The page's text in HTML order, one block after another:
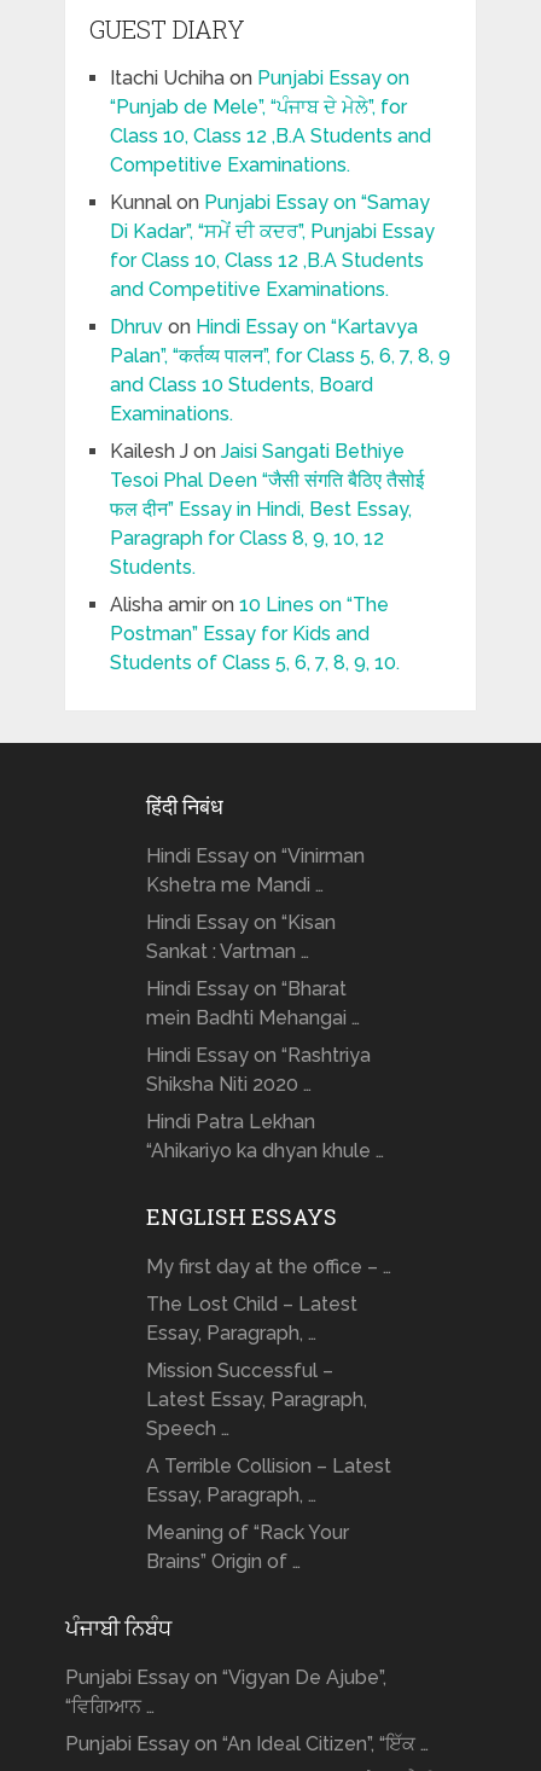
GUEST DIARY
Itachi Uchihaon Punjabi Essay on
“Punjab de Mele”, “ਪੰਜਾਬ ਦੇ ਮੇਲੇ”, for
Class 10, Class 12 ,B.A Students and
Competitive Examinations.
Kunnalon Punjabi Essay on “Samay
Di Kadar”, “ਸਮੇਂ ਦੀ ਕਦਰ”, Punjabi Essay
for Class 10, Class 12 ,B.A Students
and Competitive Examinations.
Dhruvon Hindi Essay on “Kartavya
Palan”, “कर्तव्य पालन”, for Class 5, 6, 7, 8, 9
and Class 10 Students, Board
Examinations.
Kailesh Jon Jaisi Sangati Bethiye
Tesoi Phal Deen “जैसी संगति बैठिए तैसोई
फल दीन” Essay in Hindi, Best Essay,
Paragraph for Class 8, 9, 10, 12
Students.
Alisha amiron 10 Lines on “The
Postman” Essay for Kids and
Students of Class 5, 6, 7, 8, 9, 10.
हिंदी निबंध
Hindi Essay on “Vinirman
Kshetra me Mandi …
Hindi Essay on “Kisan
Sankat : Vartman …
Hindi Essay on “Bharat
mein Badhti Mehangai …
Hindi Essay on “Rashtriya
Shiksha Niti 2020 …
Hindi Patra Lekhan
“Ahikariyo ka dhyan khule …
ENGLISH ESSAYS
My first day at the office – …
The Lost Child – Latest
Essay, Paragraph, …
Mission Successful –
Latest Essay, Paragraph,
Speech …
A Terrible Collision – Latest
Essay, Paragraph, …
Meaning of “Rack Your
Brains” Origin of …
ਪੰਜਾਬੀ ਨਿਬੰਧ
Punjabi Essay on “Vigyan De Ajube”,
“ਵਿਗਿਆਨ …
Punjabi Essay on “An Ideal Citizen”, “ਇੱਕ …